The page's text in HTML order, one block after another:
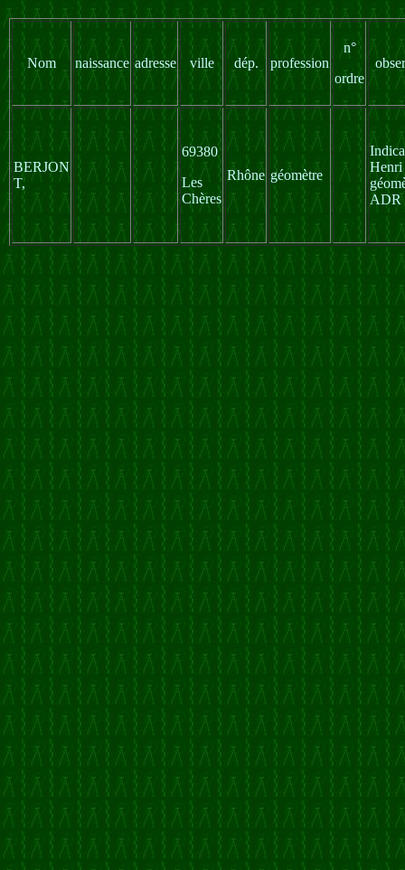
Nom naissance adresse ville dép. profession
n°
ordre
BERJON
T,
69380
Les
Chères
Rhône géomètre
Henri
ADR